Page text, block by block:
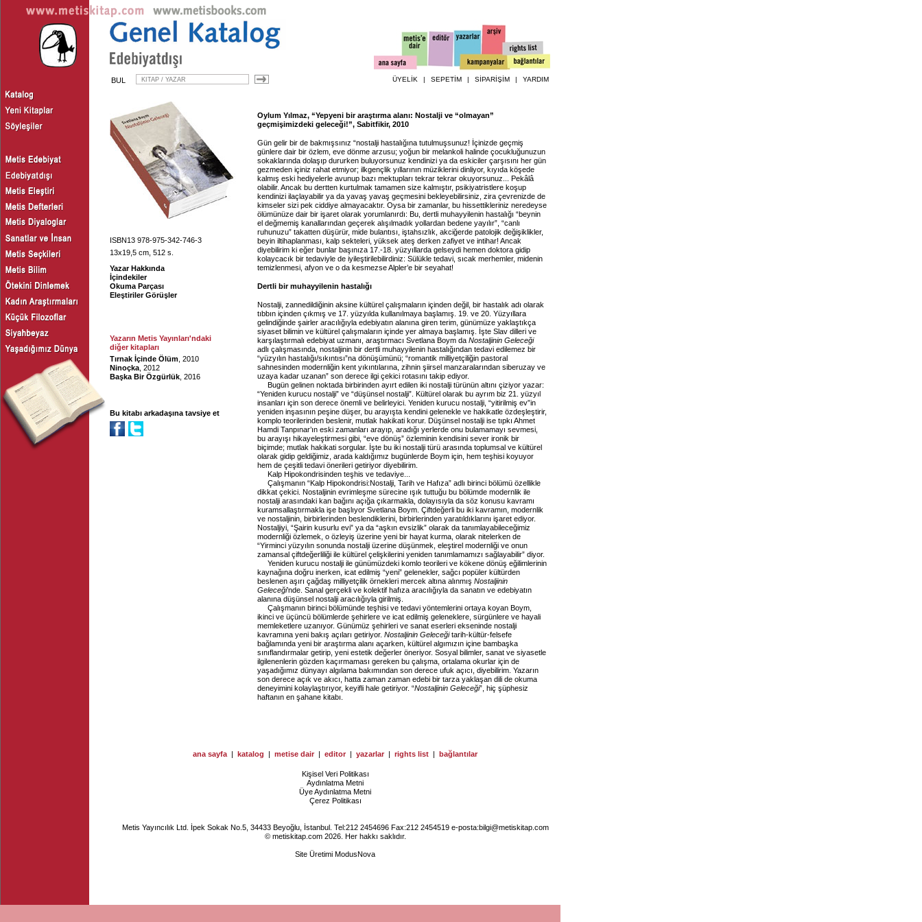
BUL ÜYELİK | SEPETİM | SİPARİŞİM | YARDIM
ISBN13 978-975-342-746-3
13x19,5 cm, 512 s.
Yazar Hakkında
İçindekiler
Okuma Parçası
Eleştiriler Görüşler
Yazarın Metis Yayınları'ndaki
diğer kitapları
Tırnak İçinde Ölüm , 2010
Ninoçka , 2012
Başka Bir Özgürlük , 2016
Bu kitabı arkadaşına tavsiye et
Oylum Yılmaz, “Yepyeni bir araştırma alanı: Nostalji ve “olmayan”
geçmişimizdeki geleceği!”, Sabitfikir, 2010
Gün gelir bir de bakmışsınız “nostalji hastalığına tutulmuşsunuz! İçinizde geçmiş
günlere dair bir özlem, eve dönme arzusu; yoğun bir melankoli halinde çocukluğunuzun
sokaklarında dolaşıp dururken buluyorsunuz kendinizi ya da eskiciler çarşısını her gün
gezmeden içiniz rahat etmiyor; ilkgençlik yıllarının müziklerini dinliyor, kıyıda köşede
kalmış eski hediyelerle avunup bazı mektupları tekrar tekrar okuyorsunuz... Pekâlâ
olabilir. Ancak bu dertten kurtulmak tamamen size kalmıştır, psikiyatristlere koşup
kendinizi ilaçlayabilir ya da yavaş yavaş geçmesini bekleyebilirsiniz, zira çevrenizde de
kimseler sizi pek ciddiye almayacaktır. Oysa bir zamanlar, bu hissettikleriniz neredeyse
ölümünüze dair bir işaret olarak yorumlanırdı: Bu, dertli muhayyilenin hastalığı “beynin
el değmemiş kanallarından geçerek alışılmadık yollardan bedene yayılır”, “canlı
ruhunuzu” takatten düşürür, mide bulantısı, iştahsızlık, akciğerde patolojik değişiklikler,
beyin iltihaplanması, kalp sekteleri, yüksek ateş derken zafiyet ve intihar! Ancak
diyebilirim ki eğer bunlar başınıza 17.-18. yüzyıllarda gelseydi hemen doktora gidip
kolaycacık bir tedaviyle de iyileştirilebilirdiniz: Sülükle tedavi, sıcak merhemler, midenin
temizlenmesi, afyon ve o da kesmezse Alpler’e bir seyahat!
Dertli bir muhayyilenin hastalığı
Nostalji, zannedildiğinin aksine kültürel çalışmaların içinden değil, bir hastalık adı olarak
tıbbın içinden çıkmış ve 17. yüzyılda kullanılmaya başlamış. 19. ve 20. Yüzyıllara
gelindiğinde şairler aracılığıyla edebiyatın alanına giren terim, günümüze yaklaştıkça
siyaset bilimin ve kültürel çalışmaların içinde yer almaya başlamış. İşte Slav dilleri ve
karşılaştırmalı edebiyat uzmanı, araştırmacı Svetlana Boym da Nostaljinin Geleceği
adlı çalışmasında, nostaljinin bir dertli muhayyilenin hastalığından tedavi edilemez bir
“yüzyılın hastalığı/sıkıntısı”na dönüşümünü; “romantik milliyetçiliğin pastoral
sahnesinden modernliğin kent yıkıntılarına, zihnin şiirsel manzaralarından siberuzay ve
uzaya kadar uzanan” son derece ilgi çekici rotasını takip ediyor.
Bugün gelinen noktada birbirinden ayırt edilen iki nostalji türünün altını çiziyor yazar:
“Yeniden kurucu nostalji” ve “düşünsel nostalji”. Kültürel olarak bu ayrım biz 21. yüzyıl
insanları için son derece önemli ve belirleyici. Yeniden kurucu nostalji, “yitirilmiş ev”in
yeniden inşasının peşine düşer, bu arayışta kendini gelenekle ve hakikatle özdeşleştirir,
komplo teorilerinden beslenir, mutlak hakikati korur. Düşünsel nostalji ise tıpkı Ahmet
Hamdi Tanpınar’ın eski zamanları arayıp, aradığı yerlerde onu bulamamayı sevmesi,
bu arayışı hikayeleştirmesi gibi, “eve dönüş” özleminin kendisini sever ironik bir
biçimde; mutlak hakikati sorgular. İşte bu iki nostalji türü arasında toplumsal ve kültürel
olarak gidip geldiğimiz, arada kaldığımız bugünlerde Boym için, hem teşhisi koyuyor
hem de çeşitli tedavi önerileri getiriyor diyebilirim.
Kalp Hipokondrisinden teşhis ve tedaviye...
Çalışmanın “Kalp Hipokondrisi:Nostalji, Tarih ve Hafıza” adlı birinci bölümü özellikle
dikkat çekici. Nostaljinin evrimleşme sürecine ışık tuttuğu bu bölümde modernlik ile
nostalji arasındaki kan bağını açığa çıkarmakla, dolayısıyla da söz konusu kavramı
kuramsallaştırmakla işe başlıyor Svetlana Boym. Çiftdeğerli bu iki kavramın, modernlik
ve nostaljinin, birbirlerinden beslendiklerini, birbirlerinden yaratıldıklarını işaret ediyor.
Nostaljiyi, “Şairin kusurlu evi” ya da “aşkın evsizlik” olarak da tanımlayabileceğimiz
modernliği özlemek, o özleyiş üzerine yeni bir hayat kurma, olarak nitelerken de
“Yirminci yüzyılın sonunda nostalji üzerine düşünmek, eleştirel modernliği ve onun
zamansal çiftdeğerliliği ile kültürel çelişkilerini yeniden tanımlamamızı sağlayabilir” diyor.
Yeniden kurucu nostalji ile günümüzdeki komlo teorileri ve kökene dönüş eğilimlerinin
kaynağına doğru inerken, icat edilmiş “yeni” gelenekler, sağcı popüler kültürden
beslenen aşırı çağdaş milliyetçilik örnekleri mercek altına alınmış Nostaljinin
Geleceği’nde. Sanal gerçekli ve kolektif hafıza aracılığıyla da sanatın ve edebiyatın
alanına düşünsel nostalji aracılığıyla girilmiş.
Çalışmanın birinci bölümünde teşhisi ve tedavi yöntemlerini ortaya koyan Boym,
ikinci ve üçüncü bölümlerde şehirlere ve icat edilmiş geleneklere, sürgünlere ve hayali
memleketlere uzanıyor. Günümüz şehirleri ve sanat eserleri ekseninde nostalji
kavramına yeni bakış açıları getiriyor. Nostaljinin Geleceğitarih-kültür-felsefe
bağlamında yeni bir araştırma alanı açarken, kültürel algımızın içine bambaşka
sınıflandırmalar getirip, yeni estetik değerler öneriyor. Sosyal bilimler, sanat ve siyasetle
ilgilenenlerin gözden kaçırmaması gereken bu çalışma, ortalama okurlar için de
yaşadığımız dünyayı algılama bakımından son derece ufuk açıcı, diyebilirim. Yazarın
son derece açık ve akıcı, hatta zaman zaman edebi bir tarza yaklaşan dili de okuma
deneyimini kolaylaştırıyor, keyifli hale getiriyor. “Nostaljinin Geleceği”, hiç şüphesiz
haftanın en şahane kitabı.
ana sayfa | katalog | metise dair | editor | yazarlar | rights list | bağlantılar
Kişisel Veri Politikası
Aydınlatma Metni
Üye Aydınlatma Metni
Çerez Politikası
Metis Yayıncılık Ltd. İpek Sokak No.5, 34433 Beyoğlu, İstanbul. Tel:212 2454696 Fax:212 2454519 e-posta:bilgi@metiskitap.com
© metiskitap.com 2026. Her hakkı saklıdır.
Site Üretimi ModusNova